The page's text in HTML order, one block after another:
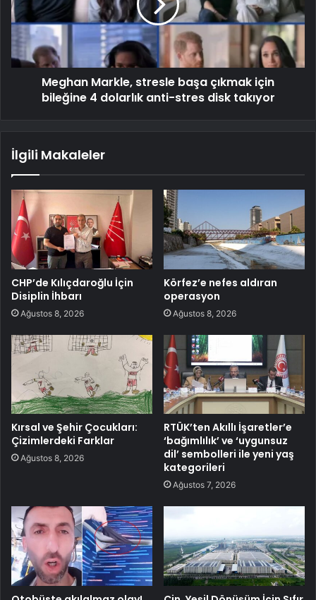
Meghan Markle, stresle başa çıkmak için
bileğine 4 dolarlık anti-stres disk takıyor
İlgili Makaleler
CHP’de Kılıçdaroğlu İçin
Disiplin İhbarı
Ağustos 8, 2026
Körfez’e nefes aldıran
operasyon
Ağustos 8, 2026
Kırsal ve Şehir Çocukları:
Çizimlerdeki Farklar
Ağustos 8, 2026
RTÜK’ten Akıllı İşaretler’e
‘bağımlılık’ ve ‘uygunsuz
dil’ sembolleri ile yeni yaş
kategorileri
Ağustos 7, 2026